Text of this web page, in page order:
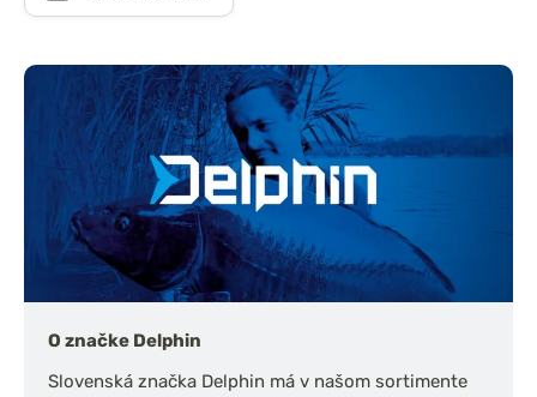
O značke Delphin
Slovenská značka Delphin má v našom sortimente